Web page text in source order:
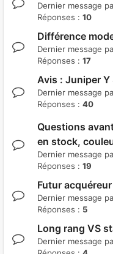
Dernier message
Réponses : 10
Différence
Dernier message
Réponses : 17
Avis : Juniper
Dernier message
Réponses : 40
Questions
en stock,
Dernier message
Réponses : 19
Futur
Dernier message
Réponses : 5
Long rang VS
Dernier message